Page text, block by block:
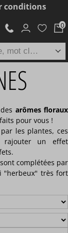
arômes floraux
pour vous !
les plantes, ces
rajouter un effet
complétées par
"herbeux" très fort
conditions
marque, saveur, ingrédient, référence, mot clé...